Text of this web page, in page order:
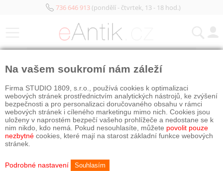
736 646 913(pondělí - čtvrtek, 13 - 18 hod.)
Na vašem soukromí nám záleží
Firma STUDIO 1809, s.r.o., používá cookies k optimalizaci
webových stránek prostřednictvím analytických nástrojů, ke zvýšení
bezpečnosti a pro personalizaci doručovaného obsahu v rámci
webových stránek i cíleného marketingu mimo nich. Cookies jsou
uloženy v naprostém bezpečí vašeho prohlížeče a nedostane se k
nim nikdo, kdo nemá. Pokud nesouhlasíte, můžete povolit pouze
nezbytné cookies, které mají na starost základní funkce webových
stránek.
Podrobné nastavení Souhlasím